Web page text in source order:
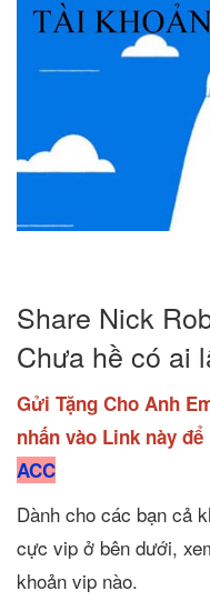
Share Nick
Chưa hề có ai
Gửi Tặng Cho Anh
nhấn vào Link này
ACC
Dành cho các bạn cả
cực vip ở bên dưới,
khoản vip nào.